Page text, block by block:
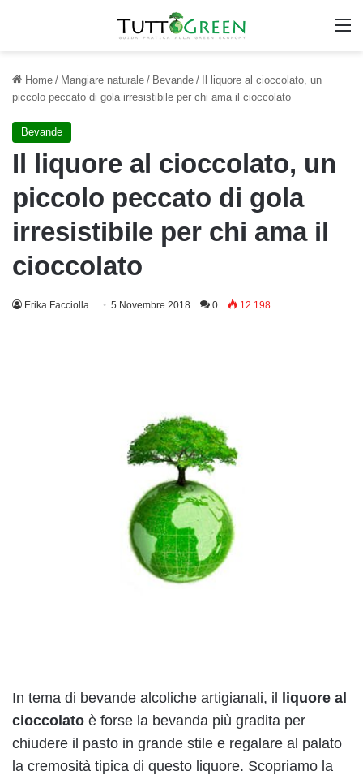
Home / Mangiare naturale / Bevande / Il liquore al cioccolato, un
piccolo peccato di gola irresistibile per chi ama il cioccolato
Bevande
Il liquore al cioccolato, un
piccolo peccato di gola
irresistibile per chi ama il
cioccolato
Erika Facciolla 5 Novembre 2018 0 12.198
In tema di bevande alcoliche artigianali, il liquore al
cioccolato è forse la bevanda più gradita per
chiudere il pasto in grande stile e regalare al palato
la cremosità tipica di questo liquore. Scopriamo la